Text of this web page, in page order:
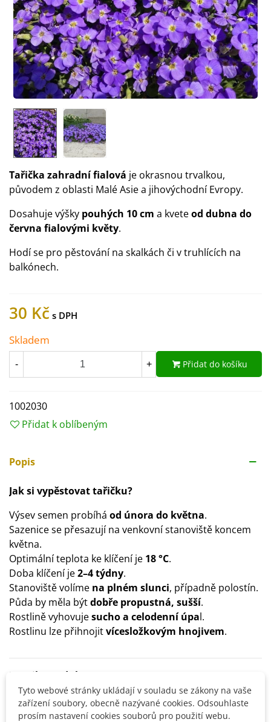
Tařička zahradní fialová je okrasnou trvalkou,
původem z oblasti Malé Asie a jihovýchodní Evropy.
Dosahuje výšky pouhých 10 cm a kveteod dubna do
června fialovými květy.
Hodí se pro pěstování na skalkách či v truhlících na
balkónech.
30 Kč
Skladem
- + Přidat do košíku
1002030
Přidat k oblíbeným
Popis
Jak si vypěstovat tařičku?
Výsev semen probíhá od února do května.
Sazenice se přesazují na venkovní stanoviště koncem
května.
Optimální teplota ke klíčení je 18 °C.
Doba klíčení je2–4 týdny.
Stanoviště volíme na plném slunci, případně polostín.
Půda by měla býtdobře propustná, sušší.
Rostlině vyhovujesucho a celodenní úpal.
Rostlinu lze přihnojitvícesložkovým hnojivem.
Detaily produktu
SOUVISEJÍCÍ PRODUKTY
Tyto webové stránky ukládají v souladu se zákony na vaše
zařízení soubory, obecně nazývané cookies. Odsouhlaste
prosím nastavení cookies souborů pro použití webu.